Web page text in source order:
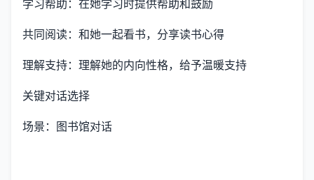
学习帮助：在她学习时提供帮助和鼓励
共同阅读：和她一起看书，分享读书心得
理解支持：理解她的内向性格，给予温暖支持
关键对话选择
场景：图书馆对话